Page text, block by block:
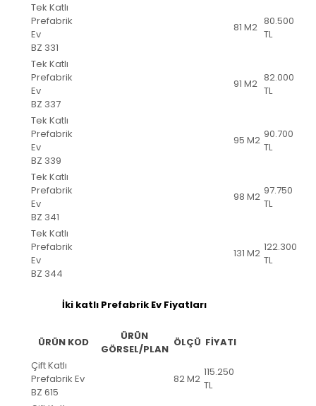
Tek Katlı
Prefabrik
Ev
BZ 331
81 M2 80.500
TL
Tek Katlı
Prefabrik
Ev
BZ 337
91 M2 82.000
TL
Tek Katlı
Prefabrik
Ev
BZ 339
95 M2 90.700
TL
Tek Katlı
Prefabrik
Ev
BZ 341
98 M2 97.750
TL
Tek Katlı
Prefabrik
Ev
BZ 344
131 M2 122.300
TL
İki katlı Prefabrik Ev Fiyatları
ÜRÜN KOD
ÜRÜN
GÖRSEL/PLAN
ÖLÇÜ FİYATI
Çift Katlı
Prefabrik Ev
BZ 615
82 M2
115.250
TL